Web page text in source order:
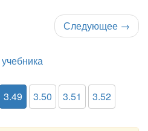
Следующее →
3.49 3.50 3.51 3.52